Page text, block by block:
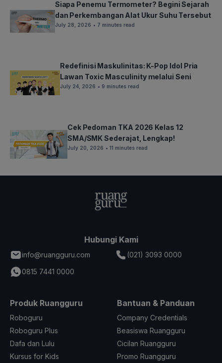
Siapa Penemu Termometer? Begini Sejarah
dan Perkembangan Alat Ukur Suhu Tersebut
July 28, 2026 • 7 minutes read
Redefinisi Maskulinitas: K-Pop Idol Pria
Lawan Toxic Masculinity melalui Seni
July 24, 2026 • 9 minutes read
Cek Pedoman TKA 2026 Kelas 12
SMA/SMK Sederajat, Lengkap!
July 20, 2026 • 11 minutes read
Hubungi Kami
info@ruangguru.com
(021) 3093 0000
0815 7441 0000
Produk Ruangguru
Roboguru
Roboguru Plus
Dafa dan Lulu
Kursus for Kids
Bantuan & Panduan
Company Credentials
Beasiswa Ruangguru
Cicilan Ruangguru
Promo Ruangguru